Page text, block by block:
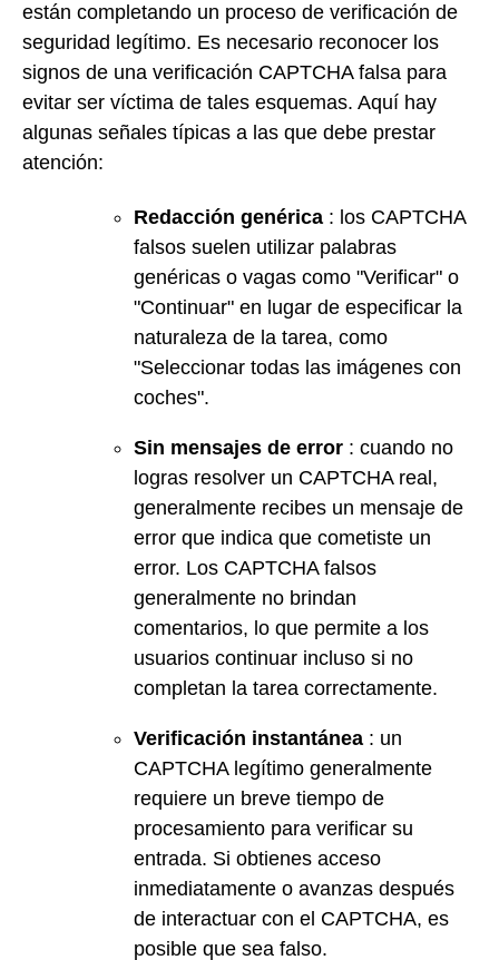
están completando un proceso de verificación de
seguridad legítimo. Es necesario reconocer los
signos de una verificación CAPTCHA falsa para
evitar ser víctima de tales esquemas. Aquí hay
algunas señales típicas a las que debe prestar
atención:
Redacción genérica : los CAPTCHA
falsos suelen utilizar palabras
genéricas o vagas como "Verificar" o
"Continuar" en lugar de especificar la
naturaleza de la tarea, como
"Seleccionar todas las imágenes con
coches".
Sin mensajes de error : cuando no
logras resolver un CAPTCHA real,
generalmente recibes un mensaje de
error que indica que cometiste un
error. Los CAPTCHA falsos
generalmente no brindan
comentarios, lo que permite a los
usuarios continuar incluso si no
completan la tarea correctamente.
Verificación instantánea : un
CAPTCHA legítimo generalmente
requiere un breve tiempo de
procesamiento para verificar su
entrada. Si obtienes acceso
inmediatamente o avanzas después
de interactuar con el CAPTCHA, es
posible que sea falso.